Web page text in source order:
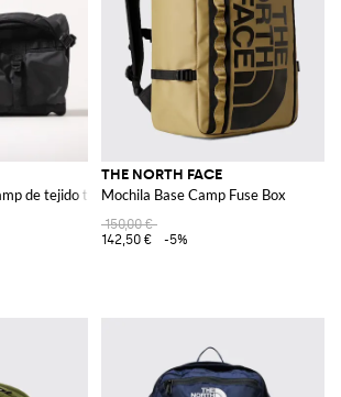
de tejido técnico reciclado
THE NORTH FACE
Mochila Base Camp Fuse Box
150,00 €
142,50 €
-5%